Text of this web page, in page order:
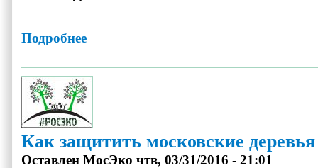
Подробнее
Как защитить московские
Оставлен МосЭко чтв, 03/31/2016 - 21:01